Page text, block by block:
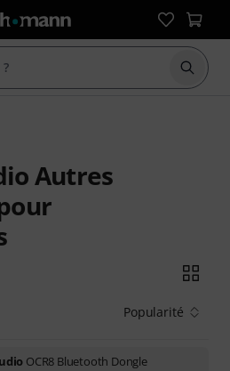
Autres
Popularité
OCR8 Bluetooth Dongle